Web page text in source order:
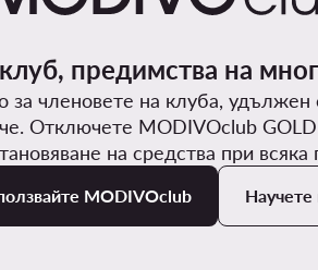
предимства на
за членовете на клуба, удължен
Отключете MODIVOclub
на средства при всяка
MODIVOclub Научете